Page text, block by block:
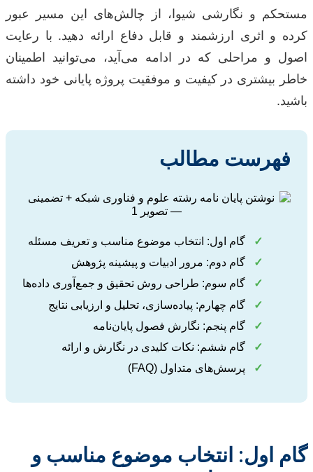
مستحکم و نگارشی شیوا، از چالش‌های این مسیر عبور
کرده و اثری ارزشمند و قابل دفاع ارائه دهید. با رعایت
اصول و مراحلی که در ادامه می‌آید، می‌توانید اطمینان
خاطر بیشتری در کیفیت و موفقیت پروژه پایانی خود داشته
باشید.
فهرست مطالب
✓
گام اول: انتخاب موضوع مناسب و تعریف مسئله
✓
گام دوم: مرور ادبیات و پیشینه پژوهش
✓
گام سوم: طراحی روش تحقیق و جمع‌آوری داده‌ها
✓
گام چهارم: پیاده‌سازی، تحلیل و ارزیابی نتایج
✓
گام پنجم: نگارش فصول پایان‌نامه
✓
گام ششم: نکات کلیدی در نگارش و ارائه
✓
پرسش‌های متداول (FAQ)
گام اول: انتخاب موضوع مناسب و